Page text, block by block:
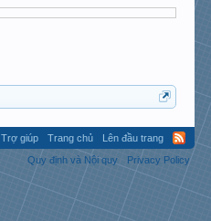
Trợ giúp Trang chủ
Lên đầu trang
Quy định và Nội quy
Privacy Policy